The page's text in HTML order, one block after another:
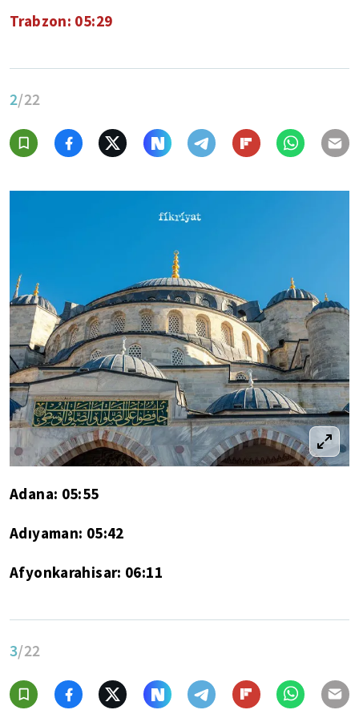
Trabzon: 05:29
2/22
Adana: 05:55
Adıyaman: 05:42
Afyonkarahisar: 06:11
3/22